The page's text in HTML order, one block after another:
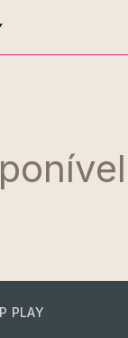
PLAY